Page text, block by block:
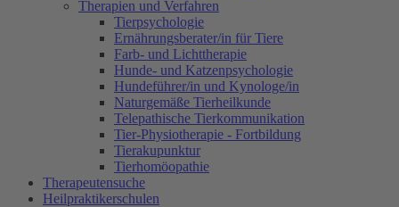
Therapien und Verfahren
Tierpsychologie
Ernährungsberater/in für Tiere
Farb- und Lichttherapie
Hunde- und Katzenpsychologie
Hundeführer/in und Kynologe/in
Naturgemäße Tierheilkunde
Telepathische Tierkommunikation
Tier-Physiotherapie - Fortbildung
Tierakupunktur
Tierhomöopathie
Therapeutensuche
Heilpraktikerschulen